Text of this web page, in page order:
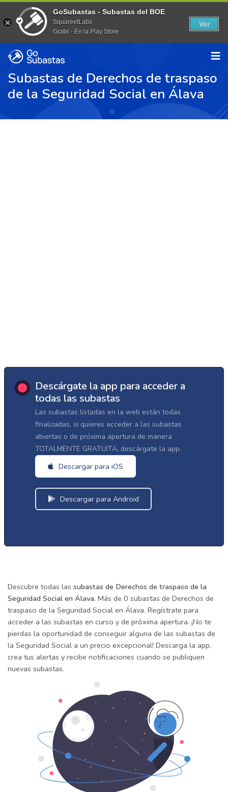
Subastas de Derechos de traspaso
de la Seguridad Social en Álava
Descárgate la app para acceder a
todas las subastas
Las subastas listadas en la web están todas
finalizadas, si quieres acceder a las subastas
abiertas o de próxima apertura de manera
TOTALMENTE GRATUITA, descárgate la app.
Descargar para iOS
Descargar para Android
Descubre todas las subastas de Derechos de traspaso de la
Seguridad Social en Álava. Más de 0 subastas de Derechos de
traspaso de la Seguridad Social en Álava. Regístrate para
acceder a las subastas en curso y de próxima apertura. ¡No te
pierdas la oportunidad de conseguir alguna de las subastas de
la Seguridad Social a un precio excepcional! Descarga la app,
crea tus alertas y recibe notificaciones cuando se publiquen
nuevas subastas.
GoSubastas - Subastas del BOE
SquareetLabs
Gratis - En la Play Store
Ver